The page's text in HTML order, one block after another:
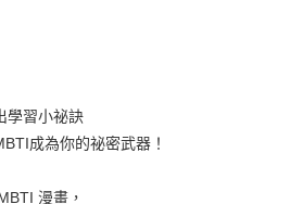
以上)免運費
以上)免運費
學習小祕訣
成為你的祕密武器！
漫畫，